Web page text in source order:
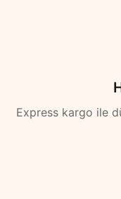
Express kargo ile